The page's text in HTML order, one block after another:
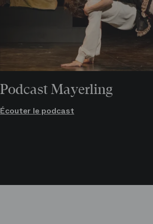
Podcast Mayerling
Écouter le podcast